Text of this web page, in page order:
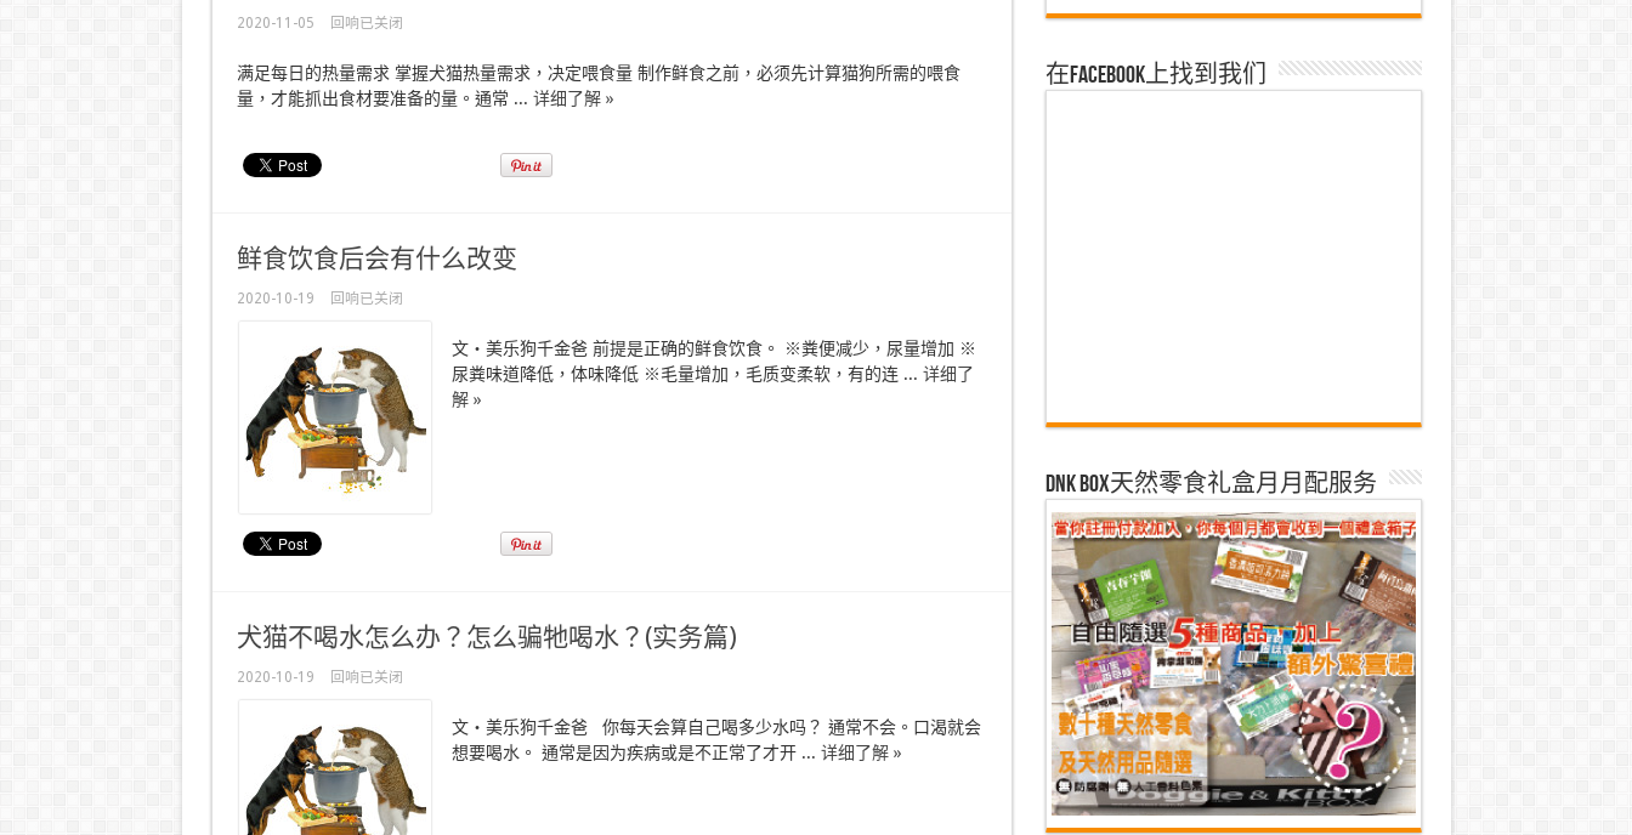
2020-11-05 回响已关闭
满足每日的热量需求 掌握犬猫热量需求，决定喂食量 制作鲜食之前，必须先计算猫狗所需的喂食
量，才能抓出食材要准备的量。通常 ... 详细了解 »
鲜食饮食后会有什么改变
2020-10-19 回响已关闭
文・美乐狗千金爸 前提是正确的鲜食饮食。 ※粪便减少，尿量增加 ※
尿粪味道降低，体味降低 ※毛量增加，毛质变柔软，有的连 ... 详细了
解 »
犬猫不喝水怎么办？怎么骗牠喝水？(实务篇)
2020-10-19 回响已关闭
文・美乐狗千金爸 你每天会算自己喝多少水吗？ 通常不会。口渴就会
想要喝水。 通常是因为疾病或是不正常了才开 ... 详细了解 »
在Facebook上找到我们
dnk Box天然零食礼盒月月配服务